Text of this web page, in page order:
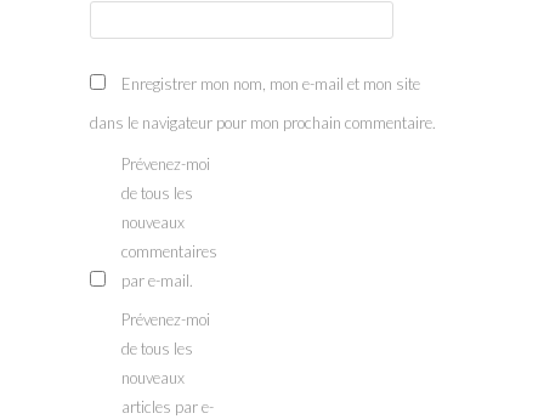
Enregistrer mon nom, mon e-mail et mon site
dans le navigateur pour mon prochain commentaire.
Prévenez-moi
de tous les
nouveaux
commentaires
par e-mail.
Prévenez-moi
de tous les
nouveaux
articles par e-